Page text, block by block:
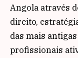
Angola através
direito,
das mais
profissionais